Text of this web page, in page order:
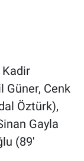
Kadir
Güner, Cenk
Öztürk),
Gayla
(89'